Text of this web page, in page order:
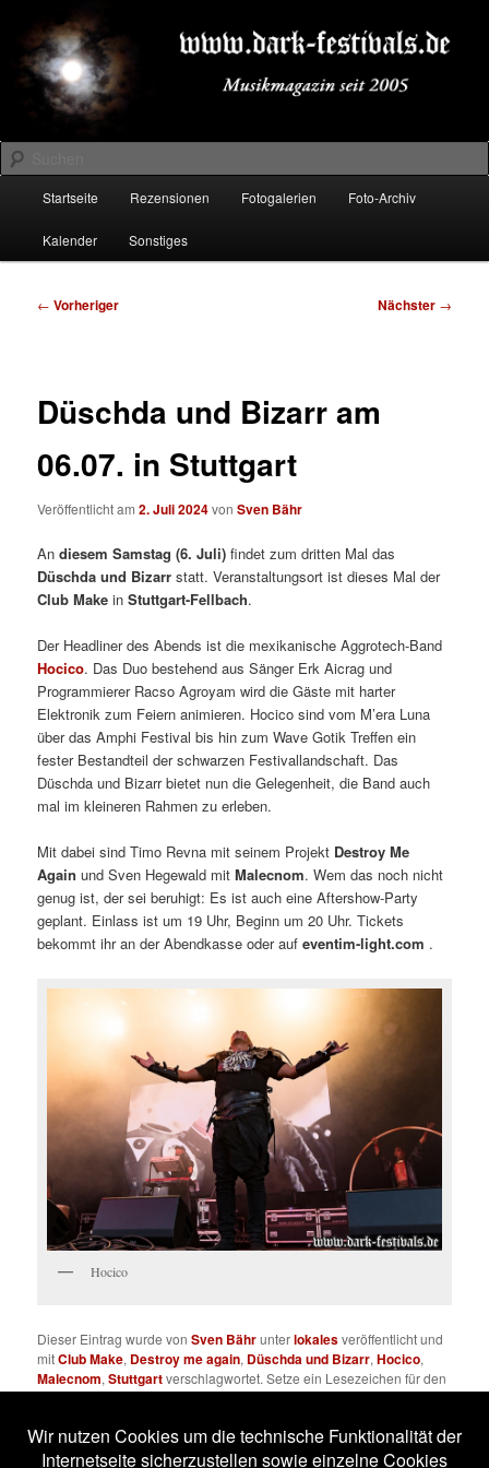
primären
Inhalt
springenDARK-FESTIVALS.DE
Suchen
Startseite Rezensionen Fotogalerien Foto-Archiv
Kalender Sonstiges
Beitragsnavigation
← Vorheriger Nächster →
Düschda und Bizarr am
06.07. in Stuttgart
Veröffentlicht am2. Juli 2024vonSven Bähr
An diesem Samstag (6. Juli) findet zum dritten Mal das
Düschda und Bizarr statt. Veranstaltungsort ist dieses Mal der
Club Make inStuttgart-Fellbach.
Der Headliner des Abends ist die mexikanische Aggrotech-Band
Hocico. Das Duo bestehend aus Sänger Erk Aicrag und
Programmierer Racso Agroyam wird die Gäste mit harter
Elektronik zum Feiern animieren. Hocico sind vom M’era Luna
über das Amphi Festival bis hin zum Wave Gotik Treffen ein
fester Bestandteil der schwarzen Festivallandschaft. Das
Düschda und Bizarr bietet nun die Gelegenheit, die Band auch
mal im kleineren Rahmen zu erleben.
Mit dabei sind Timo Revna mit seinem Projekt Destroy Me
Again und Sven Hegewald mitMalecnom. Wem das noch nicht
genug ist, der sei beruhigt: Es ist auch eine Aftershow-Party
geplant. Einlass ist um 19 Uhr, Beginn um 20 Uhr. Tickets
bekommt ihr an der Abendkasse oder aufeventim-light.com .
Hocico
Dieser Eintrag wurde vonSven Bährunterlokalesveröffentlicht und
mitClub Make, Destroy me again, Düschda und Bizarr,Hocico,
Malecnom,Stuttgartverschlagwortet. Setze ein Lesezeichen für den
Permalink.